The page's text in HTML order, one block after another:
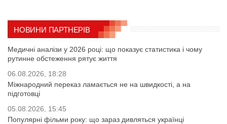
НОВИНИ ПАРТНЕРІВ
Медичні аналізи у 2026 році: що показує статистика і чому
рутинне обстеження рятує життя
06.08.2026, 18:28
Міжнародний переказ ламається не на швидкості, а на
підготовці
05.08.2026, 15:45
Популярні фільми року: що зараз дивляться українці